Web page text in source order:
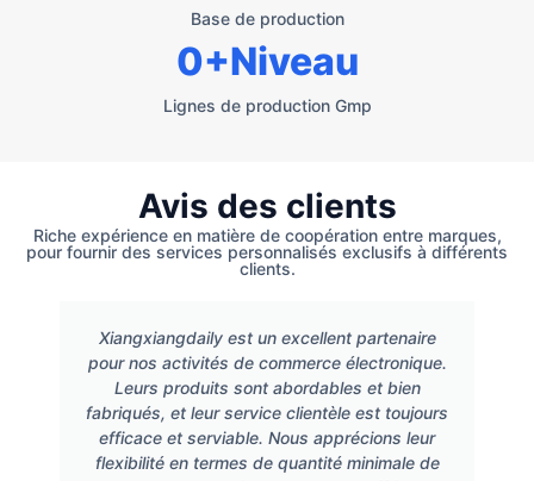
Base de production
Lignes de production Gmp
0+Niveau
Avis des clients
Riche expérience en matière de coopération entre marques,
pour fournir des services personnalisés exclusifs à différents
clients.
Xiangxiangdaily est un excellent partenaire
pour nos activités de commerce électronique.
Leurs produits sont abordables et bien
fabriqués, et leur service clientèle est toujours
efficace et serviable. Nous apprécions leur
flexibilité en termes de quantité minimale de